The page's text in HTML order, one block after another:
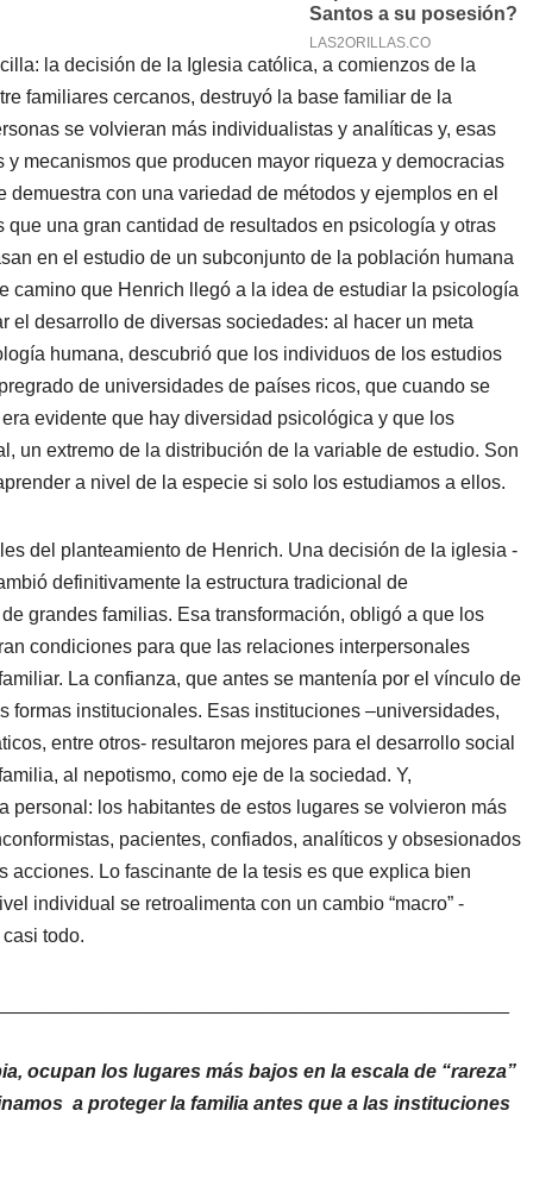
la decisión de la Iglesia católica, a comienzos de la
familiares cercanos, destruyó la base familiar de la
se volvieran más individualistas y analíticas y, esas
mecanismos que producen mayor riqueza y democracias
con una variedad de métodos y ejemplos en el
que una gran cantidad de resultados en psicología y otras
en el estudio de un subconjunto de la población humana
camino que Henrich llegó a la idea de estudiar la psicología
el desarrollo de diversas sociedades: al hacer un meta
humana, descubrió que los individuos de los estudios
de universidades de países ricos, que cuando se
evidente que hay diversidad psicológica y que los
un extremo de la distribución de la variable de estudio. Son
a nivel de la especie si solo los estudiamos a ellos.
del planteamiento de Henrich. Una decisión de la iglesia -
definitivamente la estructura tradicional de
grandes familias. Esa transformación, obligó a que los
condiciones para que las relaciones interpersonales
La confianza, que antes se mantenía por el vínculo de
formas institucionales. Esas instituciones –universidades,
entre otros- resultaron mejores para el desarrollo social
al nepotismo, como eje de la sociedad. Y,
personal: los habitantes de estos lugares se volvieron más
pacientes, confiados, analíticos y obsesionados
acciones. Lo fascinante de la tesis es que explica bien
individual se retroalimenta con un cambio “macro” -
todo.
ocupan los lugares más bajos en la escala de “rareza”
a proteger la familia antes que a las instituciones